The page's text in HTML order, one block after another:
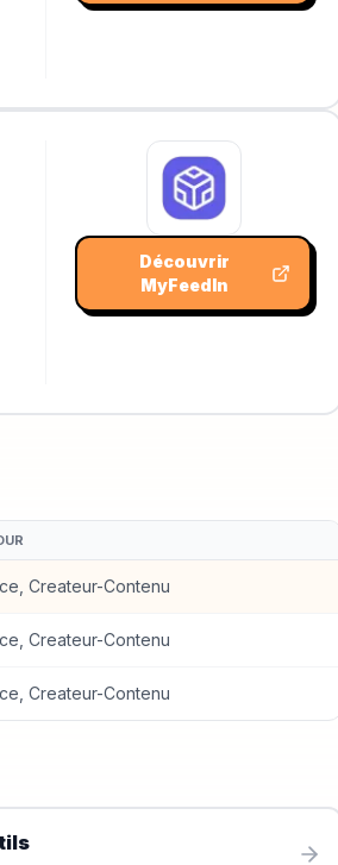
Découvrir
MyFeedIn
Createur-Contenu
Createur-Contenu
Createur-Contenu